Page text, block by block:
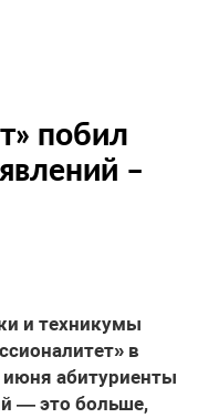
побил
–
и техникумы
в
абитуриенты
— это больше,